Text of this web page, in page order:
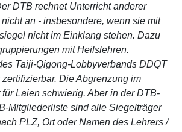
DTB rechnet Unterricht anderer
an - insbesondere, wenn sie mit
nicht im Einklang stehen. Dazu
mit Heilslehren.
Taiji-Qigong-Lobbyverbands DDQT
Die Abgrenzung im
Laien schwierig. Aber in der DTB-
Mitgliederliste sind alle Siegelträger
PLZ, Ort oder Namen des Lehrers /